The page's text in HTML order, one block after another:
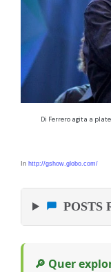
Di Ferrero agita a
In http://gshow.globo.com/
POSTS
🔎 Quer